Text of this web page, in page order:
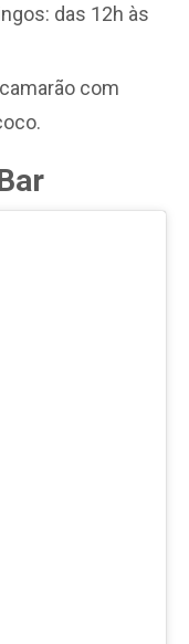
das 12h às
com